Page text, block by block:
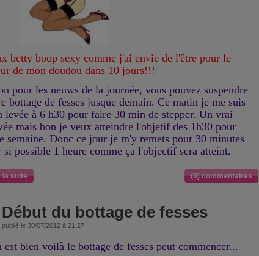
betty boop sexy comme j'ai envie de l'être pour le
de mon doudou dans 10 jours!!!
pour les neuws de la journée, vous pouvez suspendre
bottage de fesses jusque demain. Ce matin je me suis
levée à 6 h30 pour faire 30 min de stepper. Un vrai
mais bon je veux atteindre l'objetif des 1h30 pour
semaine. Donc ce jour je m'y remets pour 30 minutes
si possible 1 heure comme ça l'objectif sera atteint.
la suite (0) commentaires
Début du bottage de fesses
publié le 30/07/2012 à 21:27
est bien voilà le bottage de fesses peut commencer...